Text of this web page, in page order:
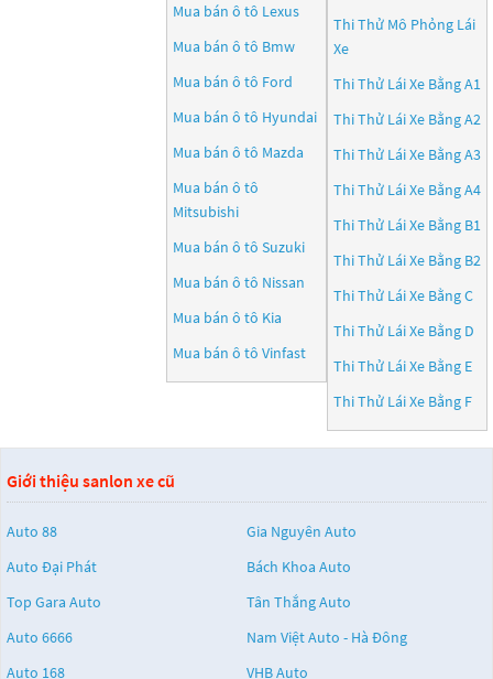
Mua bán ô tô Lexus
Mua bán ô tô Bmw
Mua bán ô tô Ford
Mua bán ô tô Hyundai
Mua bán ô tô Mazda
Mua bán ô tô
Mitsubishi
Mua bán ô tô Suzuki
Mua bán ô tô Nissan
Mua bán ô tô Kia
Mua bán ô tô Vinfast
Thi Thử Mô Phỏng Lái
Xe
Thi Thử Lái Xe Bằng A1
Thi Thử Lái Xe Bằng A2
Thi Thử Lái Xe Bằng A3
Thi Thử Lái Xe Bằng A4
Thi Thử Lái Xe Bằng B1
Thi Thử Lái Xe Bằng B2
Thi Thử Lái Xe Bằng C
Thi Thử Lái Xe Bằng D
Thi Thử Lái Xe Bằng E
Thi Thử Lái Xe Bằng F
Giới thiệu sanlon xe cũ
Auto 88
Gia Nguyên Auto
Auto Đại Phát
Bách Khoa Auto
Top Gara Auto
Tân Thắng Auto
Auto 6666
Nam Việt Auto - Hà Đông
Auto 168
VHB Auto